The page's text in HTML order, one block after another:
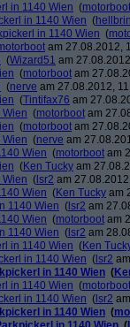
in 1140 Wien (motorboot
in 1140 Wien (
in 1140 Wien (
am 27.08.2012,
(Wizard51 am
(motorboot am
(nerve am 27.08.2012,
(Tintifax76 am
Wien (motorboot am
(motorboot am
Wien (nerve am
Wien (motorboot am
(Ken Tucky am
Wien ( lsr2 am
Wien (Ken Tucky am
1140 Wien ( lsr2 am
Wien (motorboot am
1140 Wien ( lsr2 am
in 1140 Wien (Ken
in 1140 Wien ( lsr2
in 1140 Wien (
in 1140 Wien (motorboot
in 1140 Wien ( lsr2
in 1140 Wien (